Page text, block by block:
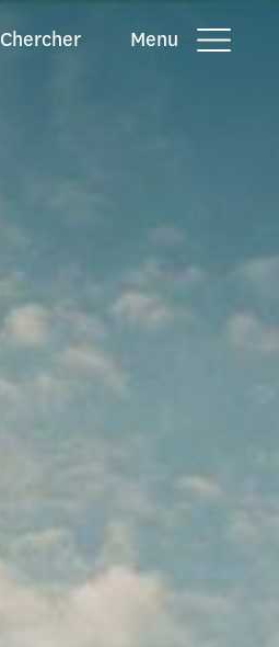
Chercher Menu